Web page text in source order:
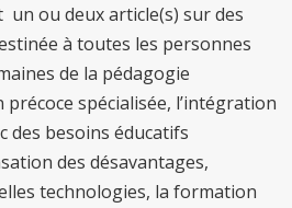
ou deux article(s) sur des
à toutes les personnes
de la pédagogie
précoce spécialisée, l’intégration
des besoins éducatifs
des désavantages,
technologies, la formation